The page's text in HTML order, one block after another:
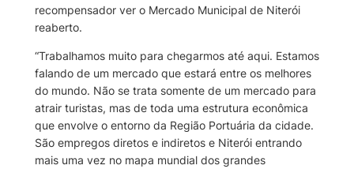
recompensador ver o Mercado Municipal de Niterói
reaberto.
“Trabalhamos muito para chegarmos até aqui. Estamos
falando de um mercado que estará entre os melhores
do mundo. Não se trata somente de um mercado para
atrair turistas, mas de toda uma estrutura econômica
que envolve o entorno da Região Portuária da cidade.
São empregos diretos e indiretos e Niterói entrando
mais uma vez no mapa mundial dos grandes